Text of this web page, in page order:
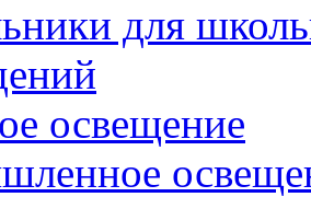
для
освещение